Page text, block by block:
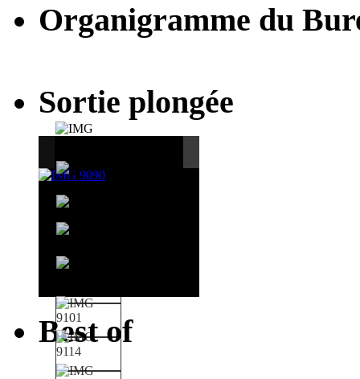
Organigramme du
Sortie plongée
Best of